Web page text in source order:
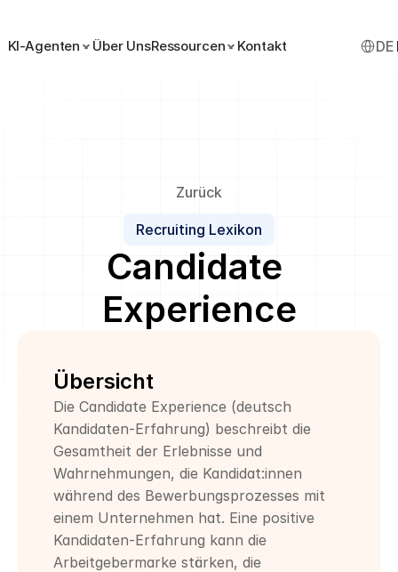
Recruiting Lexikon
Candidate
Experience
Übersicht
Die Candidate Experience (deutsch
Kandidaten-Erfahrung) beschreibt die
Gesamtheit der Erlebnisse und
Wahrnehmungen, die Kandidat:innen
während des Bewerbungsprozesses mit
einem Unternehmen hat. Eine positive
Kandidaten-Erfahrung kann die
Arbeitgebermarke stärken, die
KI-Agenten Über UnsRessourcen Kontakt Select
DE
Zurück